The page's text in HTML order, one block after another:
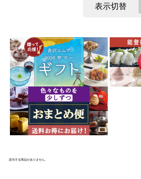
表示切替
該当する商品がありません。